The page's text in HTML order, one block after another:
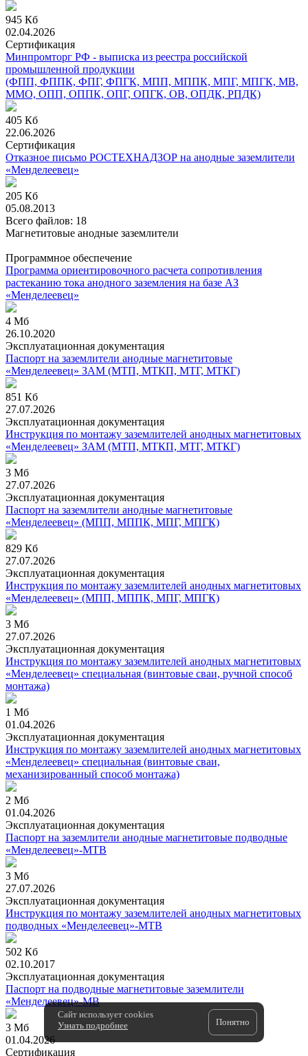
945 Кб
02.04.2026
Сертификация
Минпромторг РФ - выписка из реестра российской
промышленной продукции
(ФПП, ФППК, ФПГ, ФПГК, МПП, МППК, МПГ, МПГК, МВ,
ММО, ОПП, ОППК, ОПГ, ОПГК, ОВ, ОПДК, РПДК)
405 Кб
22.06.2026
Сертификация
Отказное письмо РОСТЕХНАДЗОР на анодные заземлители
«Менделеевец»
205 Кб
05.08.2013
Всего файлов: 18
Магнетитовые анодные заземлители
Программное обеспечение
Программа ориентировочного расчета сопротивления
растеканию тока анодного заземления на базе АЗ
«Менделеевец»
4 Мб
26.10.2020
Эксплуатационная документация
Паспорт на заземлители анодные магнетитовые
«Менделеевец» ЗАМ (МТП, МТКП, МТГ, МТКГ)
851 Кб
27.07.2026
Эксплуатационная документация
Инструкция по монтажу заземлителей анодных магнетитовых
«Менделеевец» ЗАМ (МТП, МТКП, МТГ, МТКГ)
3 Мб
27.07.2026
Эксплуатационная документация
Паспорт на заземлители анодные магнетитовые
«Менделеевец» (МПП, МППК, МПГ, МПГК)
829 Кб
27.07.2026
Эксплуатационная документация
Инструкция по монтажу заземлителей анодных магнетитовых
«Менделеевец» (МПП, МППК, МПГ, МПГК)
3 Мб
27.07.2026
Эксплуатационная документация
Инструкция по монтажу заземлителей анодных магнетитовых
«Менделеевец» специальная (винтовые сваи, ручной способ
монтажа)
1 Мб
01.04.2026
Эксплуатационная документация
Инструкция по монтажу заземлителей анодных магнетитовых
«Менделеевец» специальная (винтовые сваи,
механизированный способ монтажа)
2 Мб
01.04.2026
Эксплуатационная документация
Паспорт на заземлители анодные магнетитовые подводные
«Менделеевец»-МТВ
3 Мб
27.07.2026
Эксплуатационная документация
Инструкция по монтажу заземлителей анодных магнетитовых
подводных «Менделеевец»-МТВ
502 Кб
02.10.2017
Эксплуатационная документация
Паспорт на подводные магнетитовые заземлители
«Менделеевец»-МВ
3 Мб
01.04.2026
Сертификация
Сайт использует cookies
Узнать подробнее
Понятно